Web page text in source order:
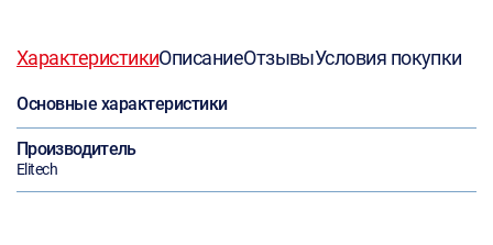
ХарактеристикиОписаниеОтзывыУсловия покупки
Основные характеристики
Производитель
Elitech